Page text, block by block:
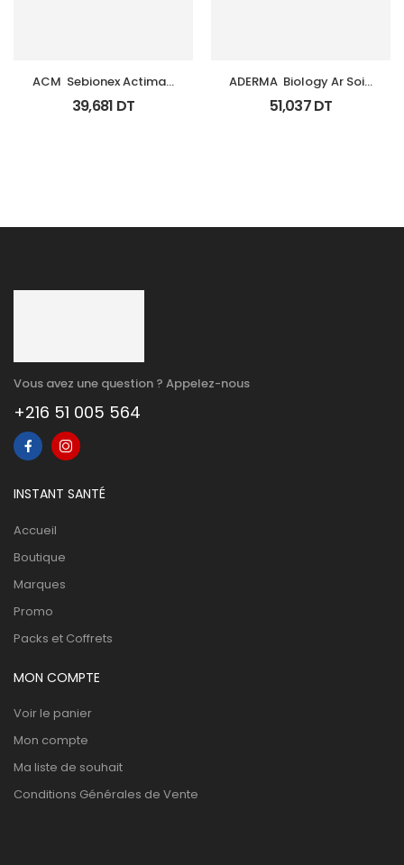
ACM  Sebionex Actimat
Soin Anti Imperfec Teint
40Ml
39,681 DT
ADERMA  Biology Ar Soin
Anti Rougeurs Tb 40 Ml
51,037DT
Vous avez une question ? Appelez-nous
+216 51 005 564
INSTANT SANTÉ
Accueil
Boutique
Marques
Promo
Packs et Coffrets
MON COMPTE
Voir le panier
Mon compte
Ma liste de souhait
Conditions Générales de Vente